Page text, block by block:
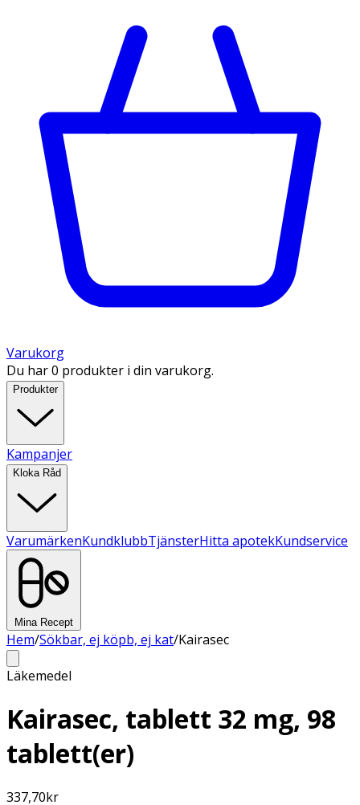
Varukorg
Du har 0 produkter i din varukorg.
Produkter
Kampanjer
Kloka Råd
VarumärkenKundklubbTjänsterHitta apotekKundservice
Mina Recept
Hem/Sökbar, ej köpb, ej kat/Kairasec
Läkemedel
Kairasec, tablett 32 mg, 98
tablett(er)
337,70kr